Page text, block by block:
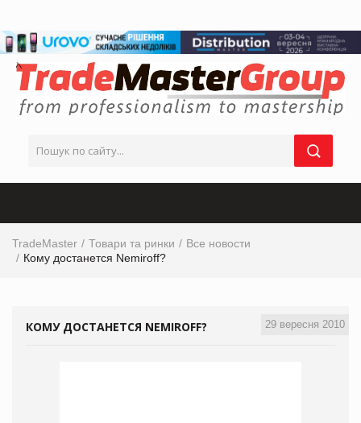
TradeMaster Товари та ринки
Все новости
Кому достанется Nemiroff?
29 вересня 2010
КОМУ ДОСТАНЕТСЯ NEMIROFF?